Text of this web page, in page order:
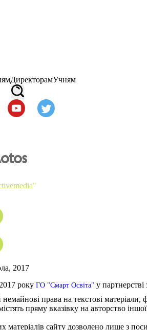
ДиректорамУчням
2017
року ГО "Смарт Освіта" у
права на текстові
пряму вказівку на авторство
матеріалів сайту дозволено лише з